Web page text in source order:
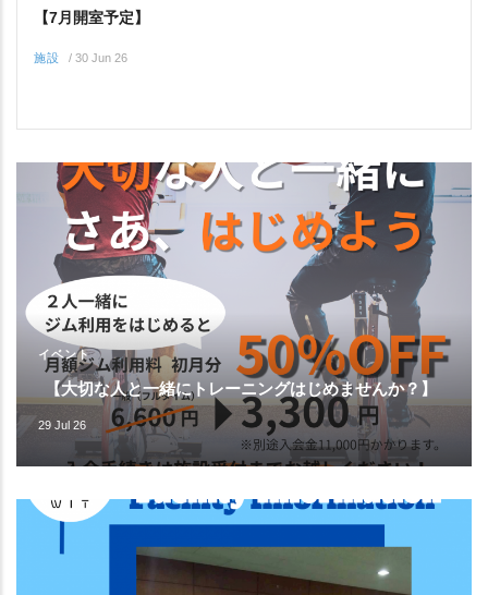
【7月開室予定】
施設 / 30 Jun 26
イベント
【大切な人と一緒にトレーニングはじめませんか？】
29 Jul 26